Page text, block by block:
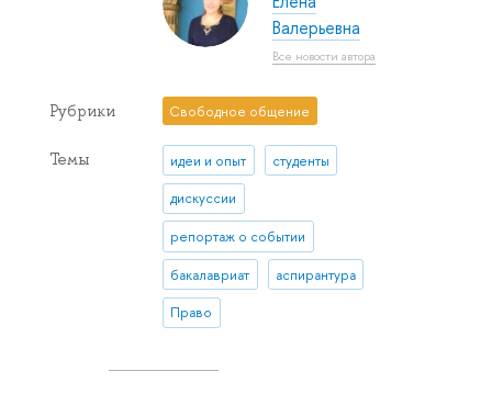
Валерьевна
Все новости автора
Рубрики Свободное общение
Темы идеи и опыт студенты
дискуссии
репортаж о событии
бакалавриат аспирантура
Право